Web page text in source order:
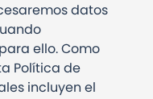
datos
ello. Como
Política de
incluyen el